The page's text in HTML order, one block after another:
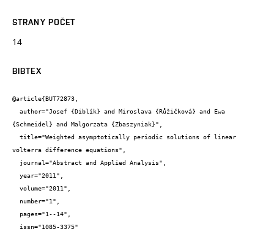
STRANY POČET
14
BIBTEX
@article{BUT72873,
{Schmeidel} and Malgorzata {Zbaszyniak}",
volterra difference equations",